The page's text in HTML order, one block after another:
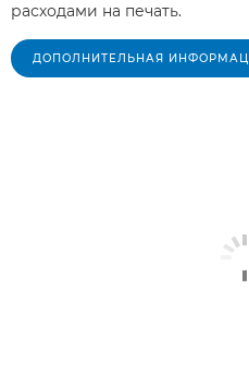
расходами на печать.
ДОПОЛНИТЕЛЬНАЯ